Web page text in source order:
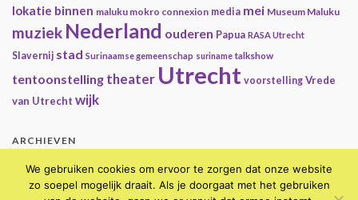
lokatie binnen maluku mokro connexion media mei Museum Maluku
muziek Nederland ouderen Papua RASA Utrecht
Slavernij stad Surinaamse gemeenschap suriname talkshow
tentoonstelling theater Utrecht voorstelling Vrede
van Utrecht wijk
ARCHIEVEN
Archieven
We gebruiken cookies om ervoor te zorgen dat onze website
zo soepel mogelijk draait. Als je doorgaat met het gebruiken